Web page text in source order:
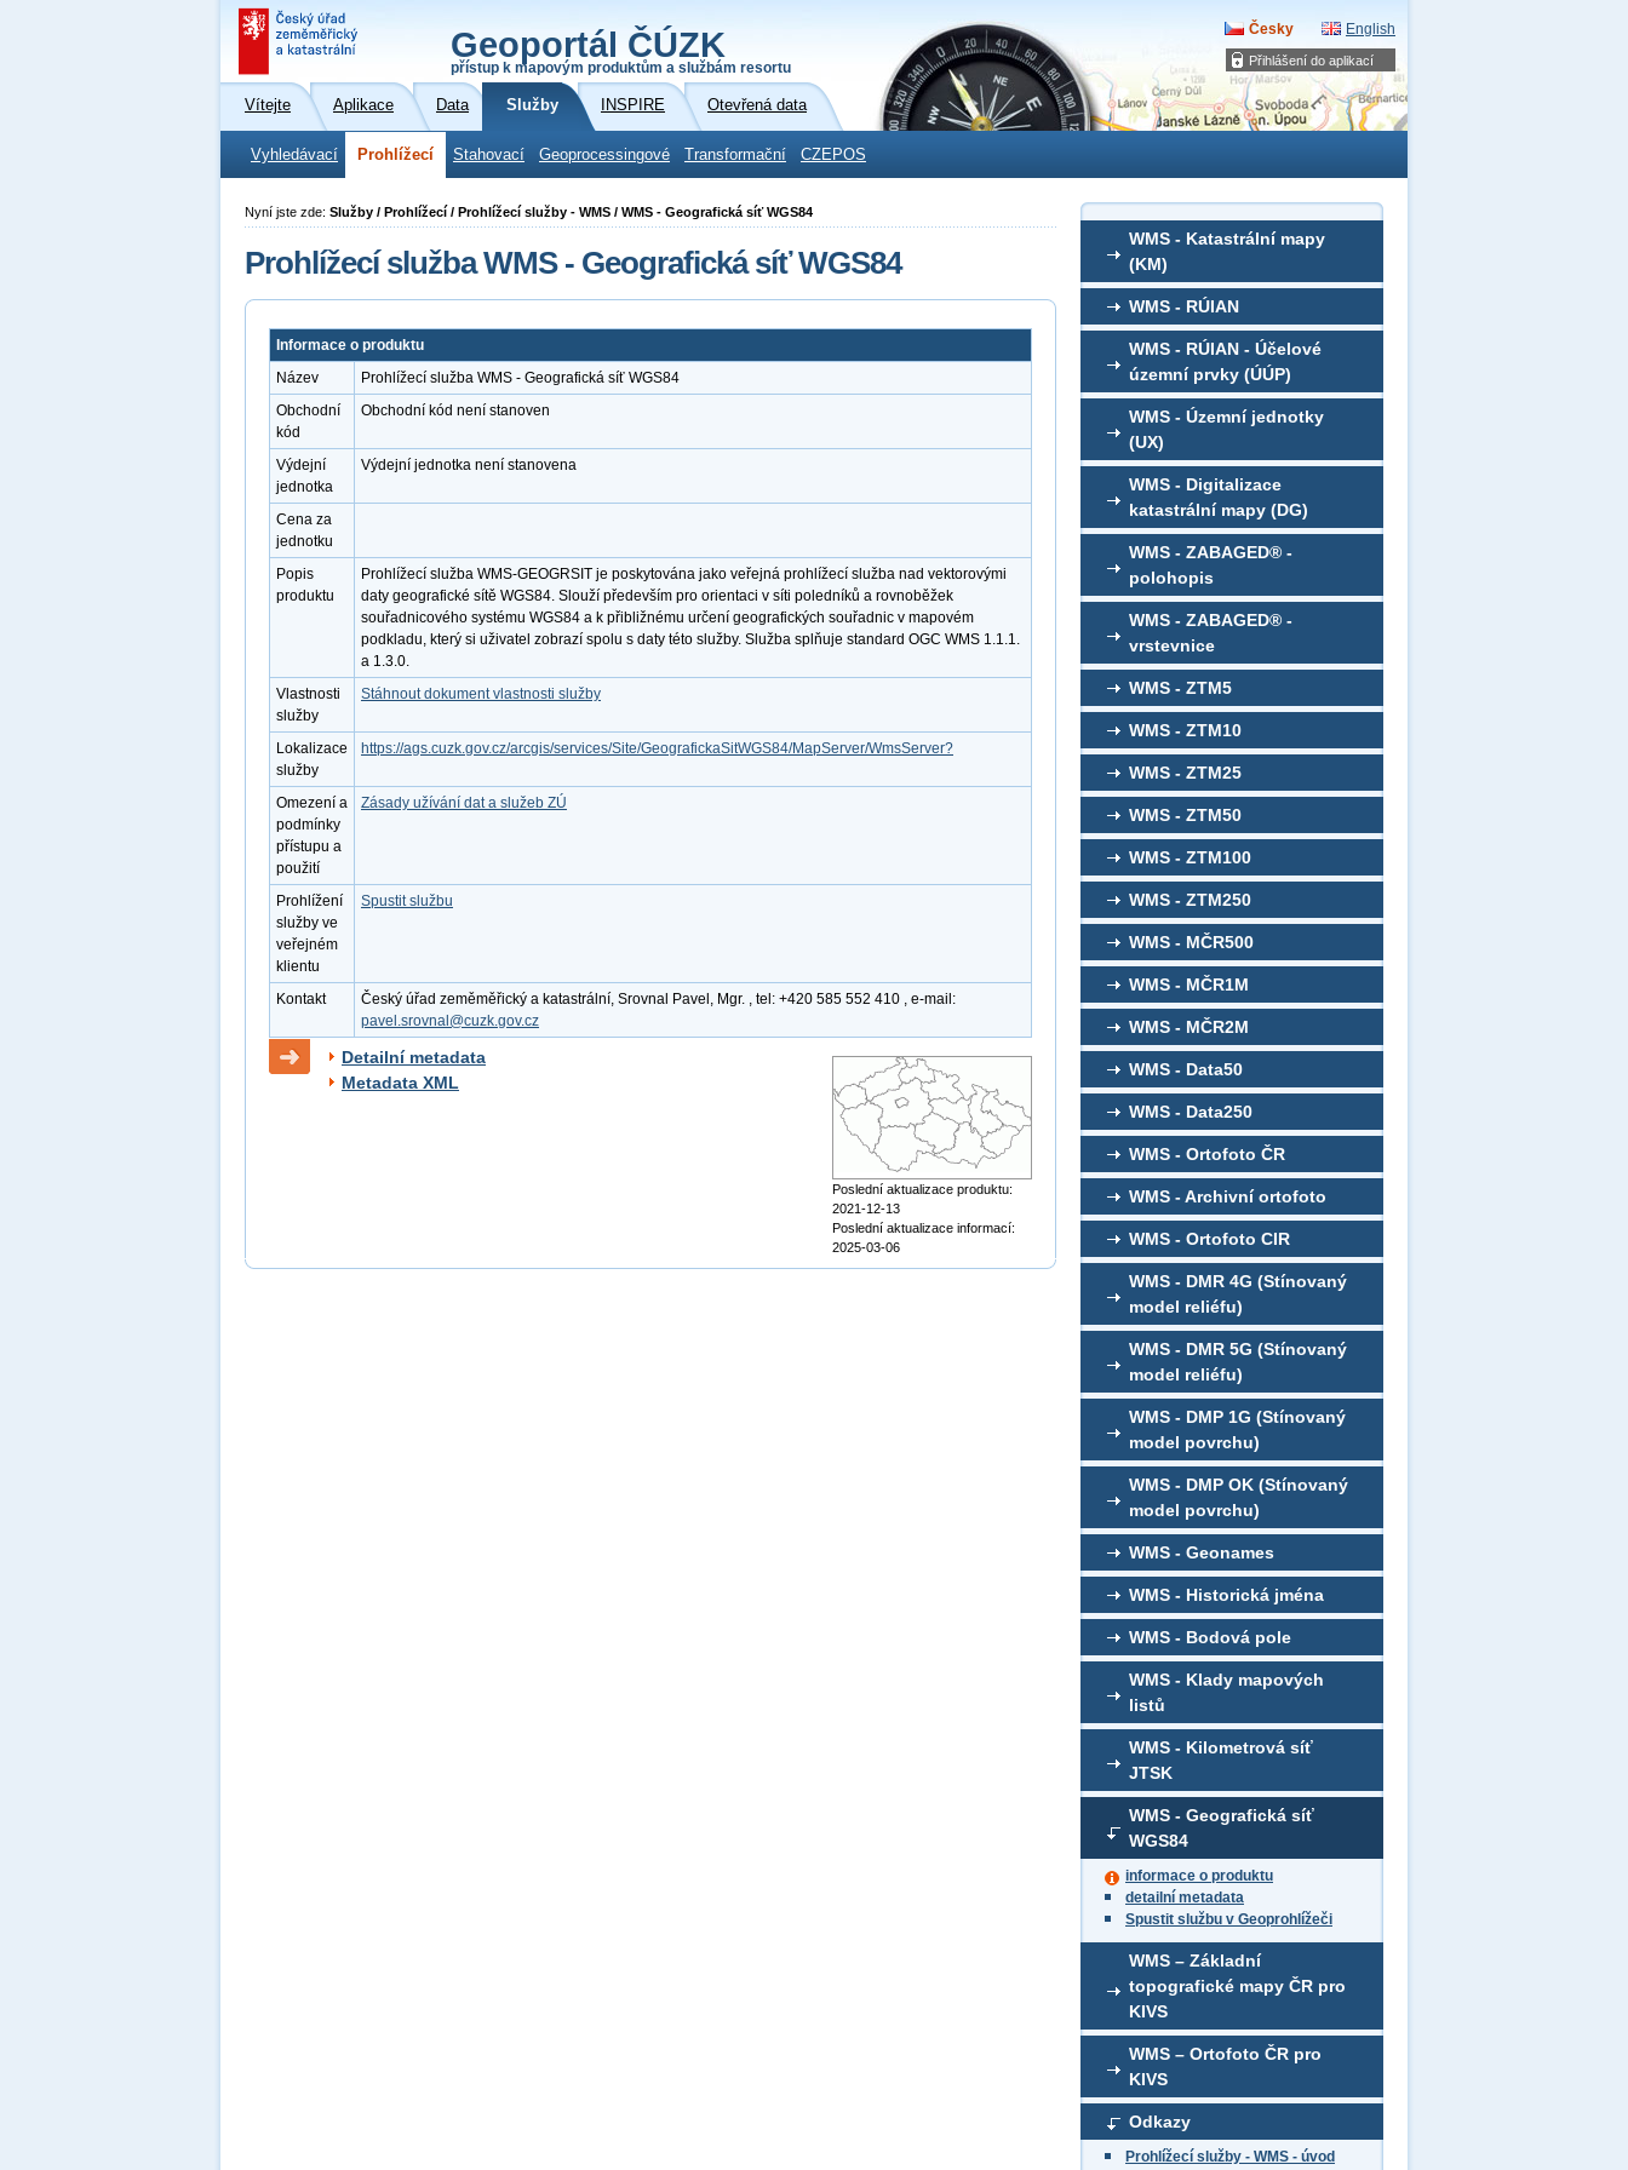
Přihlášení do aplikací
Geoportál ČÚZK
přístup k mapovým produktům a službám resortu
Česky English
Vítejte Aplikace Data Služby INSPIRE Otevřená data
Vyhledávací Prohlížecí Stahovací Geoprocessingové Transformační CZEPOS
WMS - Katastrální mapy
(KM)
WMS - RÚIAN
WMS - RÚIAN - Účelové
územní prvky (ÚÚP)
WMS - Územní jednotky
(UX)
WMS - Digitalizace
katastrální mapy (DG)
WMS - ZABAGED® -
polohopis
WMS - ZABAGED® -
vrstevnice
WMS - ZTM5
WMS - ZTM10
WMS - ZTM25
WMS - ZTM50
WMS - ZTM100
WMS - ZTM250
WMS - MČR500
WMS - MČR1M
WMS - MČR2M
WMS - Data50
WMS - Data250
WMS - Ortofoto ČR
WMS - Archivní ortofoto
WMS - Ortofoto CIR
WMS - DMR 4G (Stínovaný
model reliéfu)
WMS - DMR 5G (Stínovaný
model reliéfu)
WMS - DMP 1G (Stínovaný
model povrchu)
WMS - DMP OK (Stínovaný
model povrchu)
WMS - Geonames
WMS - Historická jména
WMS - Bodová pole
WMS - Klady mapových
listů
WMS - Kilometrová síť
JTSK
WMS - Geografická síť
WGS84
informace o produktu
detailní metadata
Spustit službu v Geoprohlížeči
WMS – Základní
topografické mapy ČR pro
KIVS
WMS – Ortofoto ČR pro
KIVS
Odkazy
Prohlížecí služby - WMS - úvod
Nyní jste zde: Služby / Prohlížecí / Prohlížecí služby - WMS / WMS - Geografická síť WGS84
Prohlížecí služba WMS - Geografická síť WGS84
Informace o produktu
Název
Prohlížecí služba WMS - Geografická síť WGS84
Obchodní
kód
Obchodní kód není stanoven
Výdejní
jednotka
Výdejní jednotka není stanovena
Cena za
jednotku
Popis
produktu
Prohlížecí služba WMS-GEOGRSIT je poskytována jako veřejná prohlížecí služba nad vektorovými
daty geografické sítě WGS84. Slouží především pro orientaci v síti poledníků a rovnoběžek
souřadnicového systému WGS84 a k přibližnému určení geografických souřadnic v mapovém
podkladu, který si uživatel zobrazí spolu s daty této služby. Služba splňuje standard OGC WMS 1.1.1.
a 1.3.0.
Vlastnosti
služby
Stáhnout dokument vlastnosti služby
Lokalizace
služby
https://ags.cuzk.gov.cz/arcgis/services/Site/GeografickaSitWGS84/MapServer/WmsServer?
Omezení a
podmínky
přístupu a
použití
Zásady užívání dat a služeb ZÚ
Prohlížení
služby ve
veřejném
klientu
Spustit službu
Kontakt
Český úřad zeměměřický a katastrální, Srovnal Pavel, Mgr. , tel: +420 585 552 410 , e-mail:
pavel.srovnal@cuzk.gov.cz
Detailní metadata
Metadata XML
Poslední aktualizace produktu:
2021-12-13
Poslední aktualizace informací:
2025-03-06